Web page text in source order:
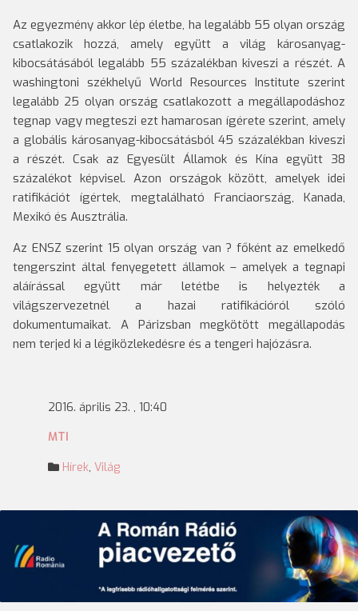
Az egyezmény akkor lép életbe, ha legalább 55 olyan ország
csatlakozik hozzá, amely együtt a világ károsanyag-
kibocsátásából legalább 55 százalékban kiveszi a részét. A
washingtoni székhelyű World Resources Institute szerint
legalább 25 olyan ország csatlakozott a megállapodáshoz
tegnap vagy megteszi ezt hamarosan ígérete szerint, amely
a globális károsanyag-kibocsátásból 45 százalékban kiveszi
a részét. Csak az Egyesült Államok és Kína együtt 38
százalékot képvisel. Azon országok között, amelyek idei
ratifikációt ígértek, megtalálható Franciaország, Kanada,
Mexikó és Ausztrália.
Az ENSZ szerint 15 olyan ország van ? főként az emelkedő
tengerszint által fenyegetett államok – amelyek a tegnapi
aláírással együtt már letétbe is helyezték a
világszervezetnél a hazai ratifikációról szóló
dokumentumaikat. A Párizsban megkötött megállapodás
nem terjed ki a légiközlekedésre és a tengeri hajózásra.
2016. április 23. , 10:40
MTI
Hírek, Világ